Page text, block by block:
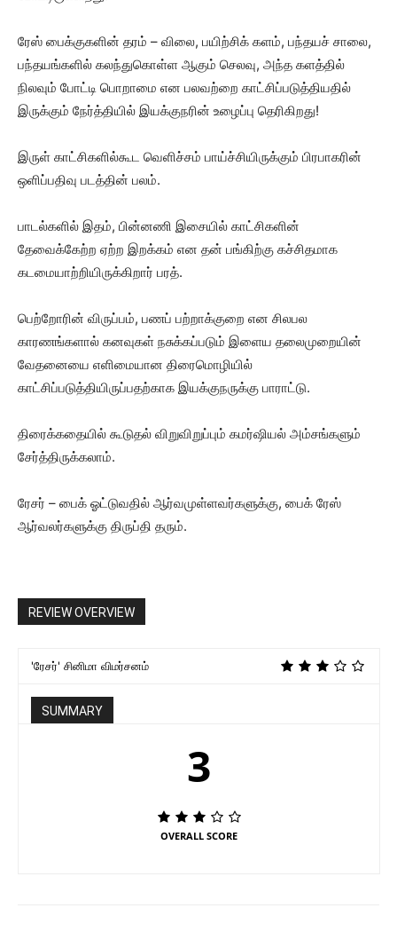
ரேஸ் பைக்குகளின் தரம் – விலை, பயிற்சிக் களம், பந்தயச் சாலை,
பந்தயங்களில் கலந்துகொள்ள ஆகும் செலவு, அந்த களத்தில்
நிலவும் போட்டி பொறாமை என பலவற்றை காட்சிப்படுத்தியதில்
இருக்கும் நேர்த்தியில் இயக்குநரின் உழைப்பு தெரிகிறது!
இருள் காட்சிகளில்கூட வெளிச்சம் பாய்ச்சியிருக்கும் பிரபாகரின்
ஒளிப்பதிவு படத்தின் பலம்.
பாடல்களில் இதம், பின்னணி இசையில் காட்சிகளின்
தேவைக்கேற்ற ஏற்ற இறக்கம் என தன் பங்கிற்கு கச்சிதமாக
கடமையாற்றியிருக்கிறார் பரத்.
பெற்றோரின் விருப்பம், பணப் பற்றாக்குறை என சிலபல
காரணங்களால் கனவுகள் நசுக்கப்படும் இளைய தலைமுறையின்
வேதனையை எளிமையான திரைமொழியில்
காட்சிப்படுத்தியிருப்பதற்காக இயக்குநருக்கு பாராட்டு.
திரைக்கதையில் கூடுதல் விறுவிறுப்பும் கமர்ஷியல் அம்சங்களும்
சேர்த்திருக்கலாம்.
ரேசர் – பைக் ஓட்டுவதில் ஆர்வமுள்ளவர்களுக்கு, பைக் ரேஸ்
ஆர்வலர்களுக்கு திருப்தி தரும்.
REVIEW OVERVIEW
'ரேசர்' சினிமா விமர்சனம்
SUMMARY
3
OVERALL SCORE